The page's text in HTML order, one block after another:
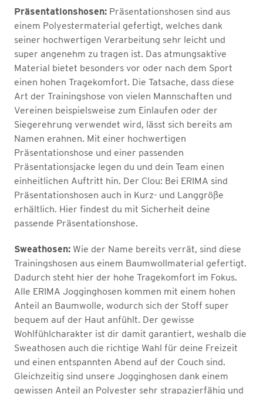
Präsentationshosen: Präsentationshosen sind aus
einem Polyestermaterial gefertigt, welches dank
seiner hochwertigen Verarbeitung sehr leicht und
super angenehm zu tragen ist. Das atmungsaktive
Material bietet besonders vor oder nach dem Sport
einen hohen Tragekomfort. Die Tatsache, dass diese
Art der Trainingshose von vielen Mannschaften und
Vereinen beispielsweise zum Einlaufen oder der
Siegerehrung verwendet wird, lässt sich bereits am
Namen erahnen. Mit einer hochwertigen
Präsentationshose und einer passenden
Präsentationsjacke legen du und dein Team einen
einheitlichen Auftritt hin. Der Clou: Bei ERIMA sind
Präsentationshosen auch in Kurz- und Langgröße
erhältlich. Hier findest du mit Sicherheit deine
passende Präsentationshose.
Sweathosen: Wie der Name bereits verrät, sind diese
Trainingshosen aus einem Baumwollmaterial gefertigt.
Dadurch steht hier der hohe Tragekomfort im Fokus.
Alle ERIMA Jogginghosen kommen mit einem hohen
Anteil an Baumwolle, wodurch sich der Stoff super
bequem auf der Haut anfühlt. Der gewisse
Wohlfühlcharakter ist dir damit garantiert, weshalb die
Sweathosen auch die richtige Wahl für deine Freizeit
und einen entspannten Abend auf der Couch sind.
Gleichzeitig sind unsere Jogginghosen dank einem
gewissen Anteil an Polyester sehr strapazierfähig und